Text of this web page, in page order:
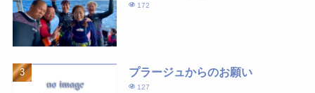
172
プラージュからのお願い
127